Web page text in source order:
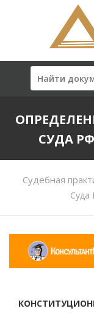
СУДА РФ
Судебная
Суда